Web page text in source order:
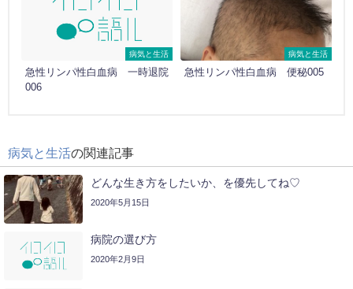
病気と生活
急性リンパ性白血病 一時退院
006
病気と生活
急性リンパ性白血病 便秘005
病気と生活の関連記事
どんな生き方をしたいか、を優先してね♡
2020年5月15日
病院の選び方
2020年2月9日